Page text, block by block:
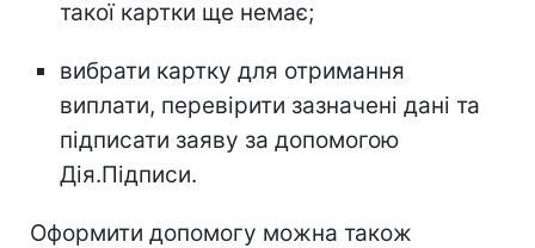
такої картки ще немає;
вибрати картку для отримання
виплати, перевірити зазначені дані та
підписати заяву за допомогою
Дія.Підписи.
Оформити допомогу можна також